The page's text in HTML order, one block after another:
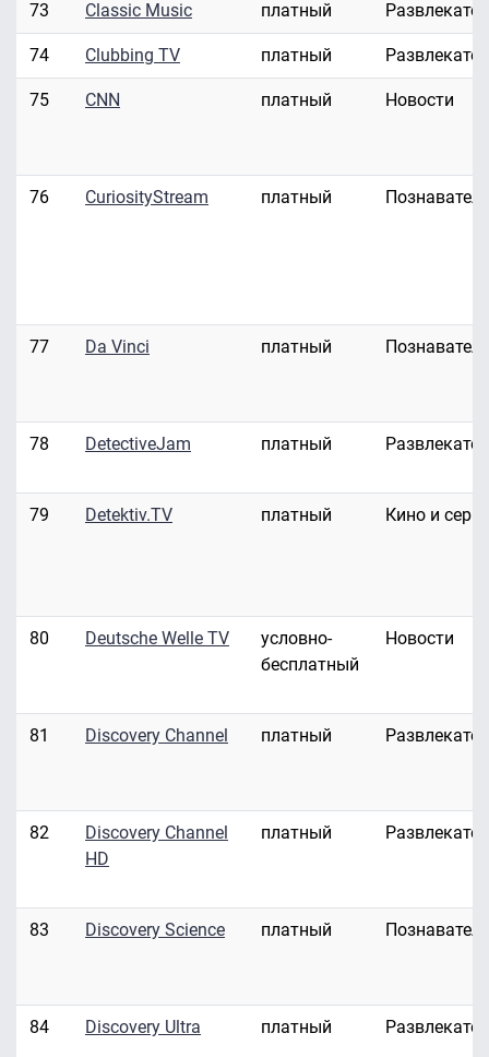
73 Classic Music платный
74 Clubbing TV платный
75 CNN платный Новости
76 CuriosityStream платный
77 Da Vinci платный
78 DetectiveJam платный
79 Detektiv.TV платный Кино и
80 Deutsche Welle TV
условно-
бесплатный
Новости
81 Discovery Channel платный
82
Discovery Channel
HD
платный
83 Discovery Science платный
84 Discovery Ultra платный